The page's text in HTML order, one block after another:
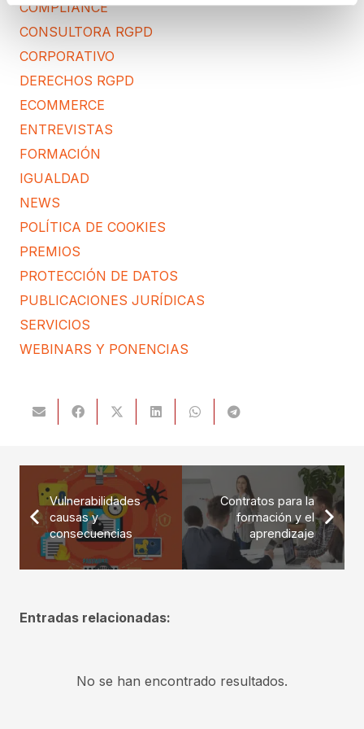
COMPLIANCE
CONSULTORA RGPD
CORPORATIVO
DERECHOS RGPD
ECOMMERCE
ENTREVISTAS
FORMACIÓN
IGUALDAD
NEWS
POLÍTICA DE COOKIES
PREMIOS
PROTECCIÓN DE DATOS
PUBLICACIONES JURÍDICAS
SERVICIOS
WEBINARS Y PONENCIAS
Vulnerabilidades
causas y
consecuencias
Contratos para la
formación y el
aprendizaje
Entradas relacionadas:
No se han encontrado resultados.